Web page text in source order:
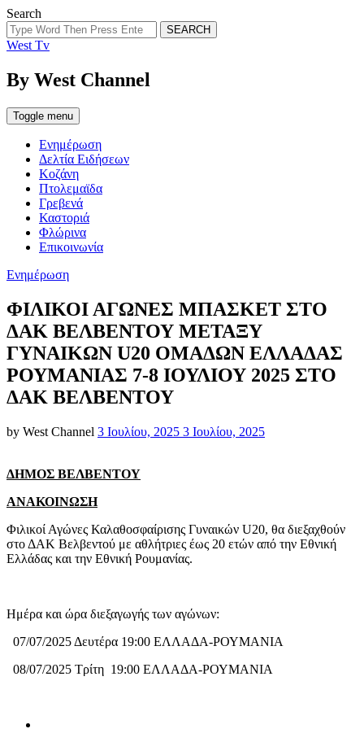
Search
SEARCH
West Tv
By West Channel
Toggle menu
Ενημέρωση
Δελτία Ειδήσεων
Κοζάνη
Πτολεμαϊδα
Γρεβενά
Καστοριά
Φλώρινα
Επικοινωνία
Categories
Ενημέρωση
ΦΙΛΙΚΟΙ ΑΓΩΝΕΣ ΜΠΑΣΚΕΤ ΣΤΟ
ΔΑΚ ΒΕΛΒΕΝΤΟΥ ΜΕΤΑΞΥ
ΓΥΝΑΙΚΩΝ U20 ΟΜΑΔΩΝ ΕΛΛΑΔΑΣ
ΡΟΥΜΑΝΙΑΣ 7-8 ΙΟΥΛΙΟΥ 2025 ΣΤΟ
ΔΑΚ ΒΕΛΒΕΝΤΟΥ
by West Channel Posted
3 Ιουλίου, 2025 3 Ιουλίου, 2025
ΔΗΜΟΣ ΒΕΛΒΕΝΤΟΥ
ΑΝΑΚΟΙΝΩΣΗ
Φιλικοί Αγώνες Καλαθοσφαίρισης Γυναικών U20, θα διεξαχθούν
στο ΔΑΚ Βελβεντού με αθλήτριες έως 20 ετών από την Εθνική
Ελλάδας και την Εθνική Ρουμανίας.
Ημέρα και ώρα διεξαγωγής των αγώνων:
07/07/2025 Δευτέρα 19:00 EΛΛΑΔΑ-ΡΟΥΜΑΝΙΑ
08/07/2025 Τρίτη 19:00 ΕΛΛΑΔΑ-ΡΟΥΜΑΝΙΑ